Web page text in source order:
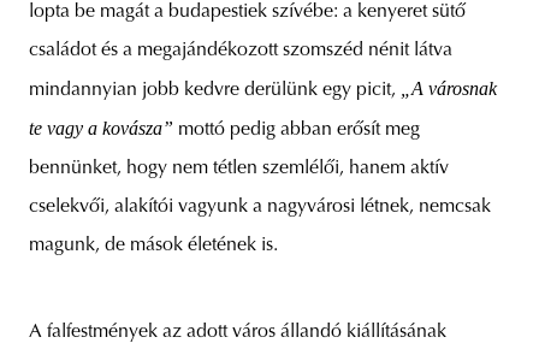
lopta be magát a budapestiek szívébe: a kenyeret sütő
családot és a megajándékozott szomszéd nénit látva
mindannyian jobb kedvre derülünk egy picit,
„A városnak
te vagy a kovásza” mottó pedig abban erősít meg
bennünket, hogy nem tétlen szemlélői, hanem aktív
cselekvői, alakítói vagyunk a nagyvárosi létnek, nemcsak
magunk, de mások életének is.
A falfestmények az adott város állandó kiállításának